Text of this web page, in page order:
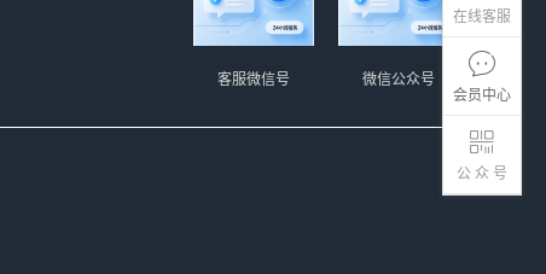
在线客服
会员中心
公 众 号
微信公众号
客服微信号